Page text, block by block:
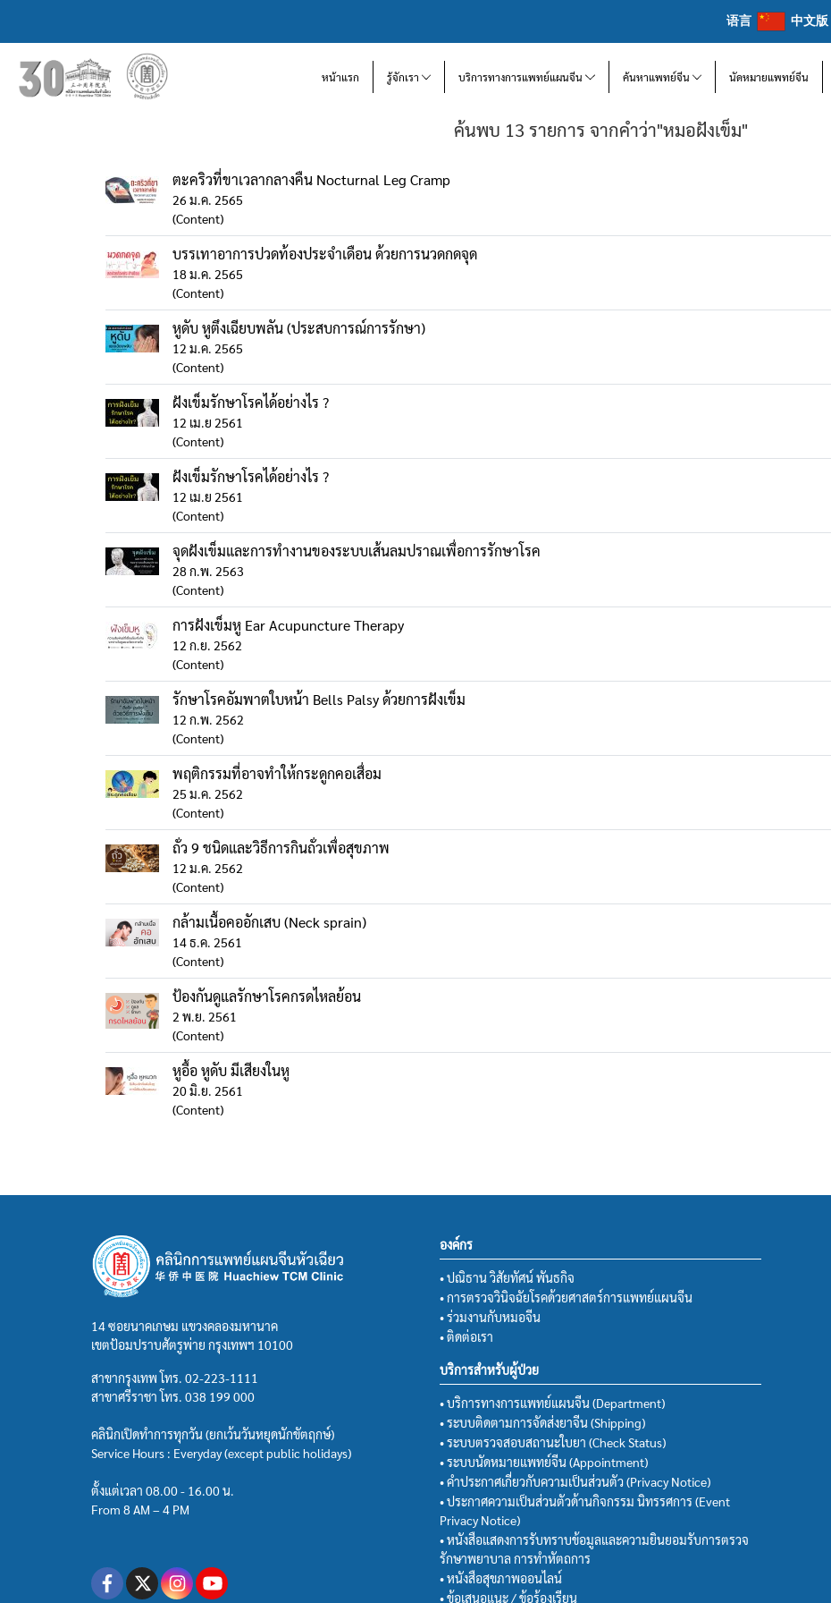
语言 中文版
หน้าแรก รู้จักเรา บริการทางการแพทย์แผนจีน ค้นหาแพทย์จีน นัดหมายแพทย์จีน
ค้นพบ 13 รายการ จากคำว่า"หมอฝังเข็ม"
ตะคริวที่ขาเวลากลางคืน Nocturnal Leg Cramp
26 ม.ค. 2565
(Content)
บรรเทาอาการปวดท้องประจำเดือน ด้วยการนวดกดจุด
18 ม.ค. 2565
(Content)
หูดับ หูตึงเฉียบพลัน (ประสบการณ์การรักษา)
12 ม.ค. 2565
(Content)
ฝังเข็มรักษาโรคได้อย่างไร ?
12 เม.ย 2561
(Content)
ฝังเข็มรักษาโรคได้อย่างไร ?
12 เม.ย 2561
(Content)
จุดฝังเข็มและการทำงานของระบบเส้นลมปราณเพื่อการรักษาโรค
28 ก.พ. 2563
(Content)
การฝังเข็มหู Ear Acupuncture Therapy
12 ก.ย. 2562
(Content)
รักษาโรคอัมพาตใบหน้า Bells Palsy ด้วยการฝังเข็ม
12 ก.พ. 2562
(Content)
พฤติกรรมที่อาจทำให้กระดูกคอเสื่อม
25 ม.ค. 2562
(Content)
ถั่ว 9 ชนิดและวิธีการกินถั่วเพื่อสุขภาพ
12 ม.ค. 2562
(Content)
กล้ามเนื้อคออักเสบ (Neck sprain)
14 ธ.ค. 2561
(Content)
ป้องกันดูแลรักษาโรคกรดไหลย้อน
2 พ.ย. 2561
(Content)
หูอื้อ หูดับ มีเสียงในหู
20 มิ.ย. 2561
(Content)
14 ซอยนาคเกษม แขวงคลองมหานาค
เขตป้อมปราบศัตรูพ่าย กรุงเทพฯ 10100
สาขากรุงเทพ โทร. 02-223-1111
สาขาศรีราชา โทร. 038 199 000
คลินิกเปิดทำการทุกวัน (ยกเว้นวันหยุดนักขัตฤกษ์)
Service Hours : Everyday (except public holidays)
ตั้งแต่เวลา 08.00 - 16.00 น.
From 8 AM – 4 PM
องค์กร
• ปณิธาน วิสัยทัศน์ พันธกิจ
• การตรวจวินิจฉัยโรคด้วยศาสตร์การแพทย์แผนจีน
• ร่วมงานกับหมอจีน
• ติดต่อเรา
บริการสำหรับผู้ป่วย
• บริการทางการแพทย์แผนจีน (Department)
• ระบบติดตามการจัดส่งยาจีน (Shipping)
• ระบบตรวจสอบสถานะใบยา (Check Status)
• ระบบนัดหมายแพทย์จีน (Appointment)
• คำประกาศเกี่ยวกับความเป็นส่วนตัว (Privacy Notice)
• ประกาศความเป็นส่วนตัวด้านกิจกรรม นิทรรศการ (Event
Privacy Notice)
• หนังสือแสดงการรับทราบข้อมูลและความยินยอมรับการตรวจ
รักษาพยาบาล การทำหัตถการ
• หนังสือสุขภาพออนไลน์
• ข้อเสนอแนะ / ข้อร้องเรียน